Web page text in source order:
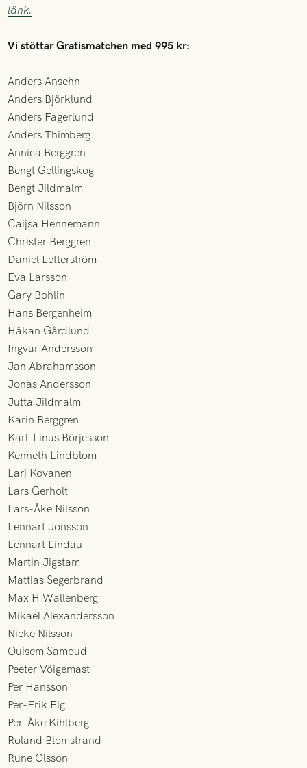
länk.
Vi stöttar Gratismatchen med 995 kr:
Anders Ansehn
Anders Björklund
Anders Fagerlund
Anders Thimberg
Annica Berggren
Bengt Gellingskog
Bengt Jildmalm
Björn Nilsson
Caijsa Hennemann
Christer Berggren
Daniel Letterström
Eva Larsson
Gary Bohlin
Hans Bergenheim
Håkan Gårdlund
Ingvar Andersson
Jan Abrahamsson
Jonas Andersson
Jutta Jildmalm
Karin Berggren
Karl-Linus Börjesson
Kenneth Lindblom
Lari Kovanen
Lars Gerholt
Lars-Åke Nilsson
Lennart Jonsson
Lennart Lindau
Martin Jigstam
Mattias Segerbrand
Max H Wallenberg
Mikael Alexandersson
Nicke Nilsson
Ouisem Samoud
Peeter Vöigemast
Per Hansson
Per-Erik Elg
Per-Åke Kihlberg
Roland Blomstrand
Rune Olsson